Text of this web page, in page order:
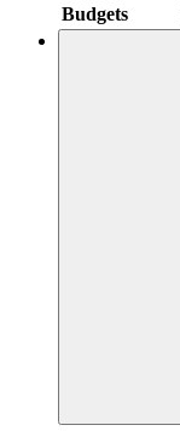
Budgets